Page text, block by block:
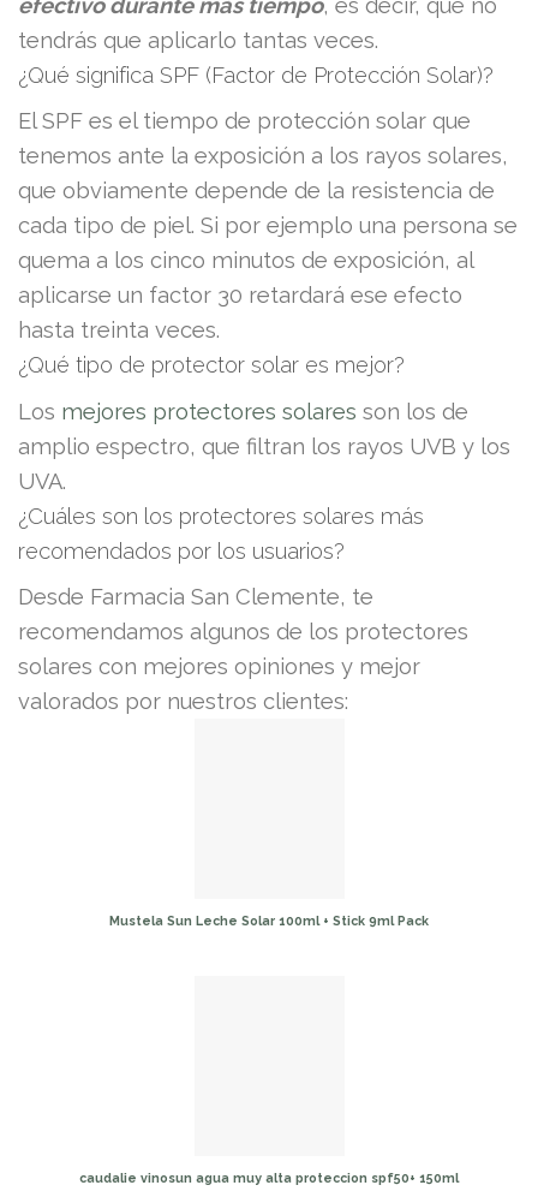
efectivo durante más tiempo, es decir, que no
tendrás que aplicarlo tantas veces.
¿Qué significa SPF (Factor de Protección Solar)?
El SPF es el tiempo de protección solar que
tenemos ante la exposición a los rayos solares,
que obviamente depende de la resistencia de
cada tipo de piel. Si por ejemplo una persona se
quema a los cinco minutos de exposición, al
aplicarse un factor 30 retardará ese efecto
hasta treinta veces.
¿Qué tipo de protector solar es mejor?
Los mejores protectores solares son los de
amplio espectro, que filtran los rayos UVB y los
UVA.
¿Cuáles son los protectores solares más
recomendados por los usuarios?
Desde Farmacia San Clemente, te
recomendamos algunos de los protectores
solares con mejores opiniones y mejor
valorados por nuestros clientes:
Mustela Sun Leche Solar 100ml + Stick 9ml Pack
caudalie vinosun agua muy alta proteccion spf50+ 150ml